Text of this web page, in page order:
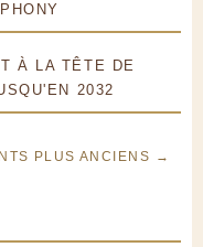
À LA TÊTE DE
2032
PLUS ANCIENS →